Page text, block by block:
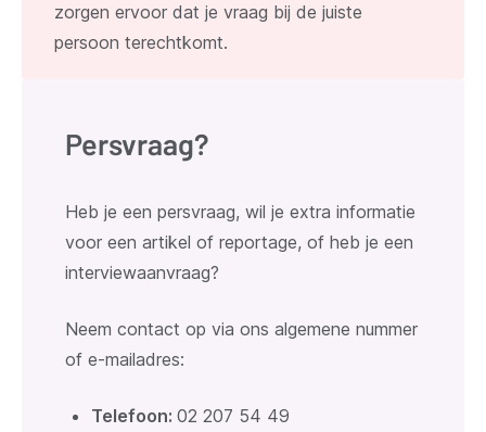
zorgen ervoor dat je vraag bij de juiste
persoon terechtkomt.
Persvraag?
Heb je een persvraag, wil je extra informatie
voor een artikel of reportage, of heb je een
interviewaanvraag?
Neem contact op via ons algemene nummer
of e-mailadres:
Telefoon: 02 207 54 49